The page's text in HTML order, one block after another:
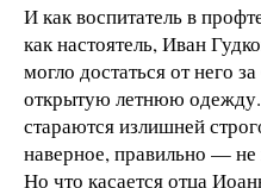
И как воспитатель в
как настоятель, Иван
могло достаться от него
открытую летнюю
стараются излишней
наверное, правильно — не
Но что касается отца